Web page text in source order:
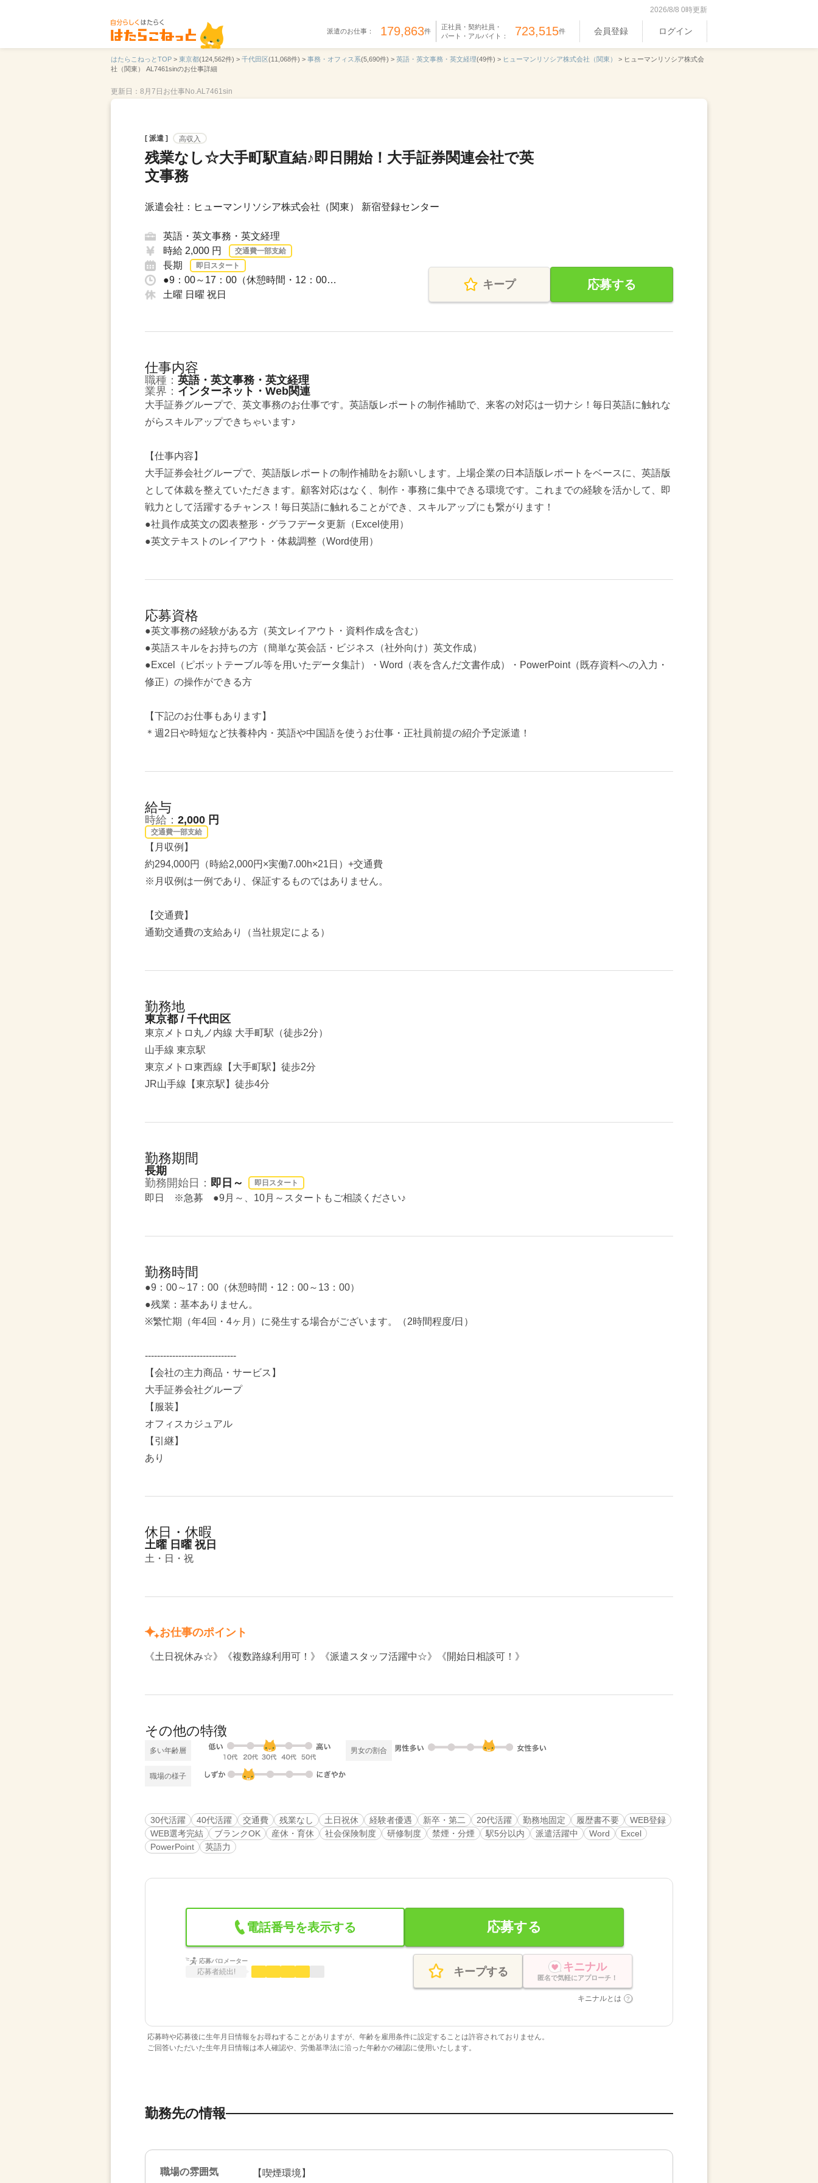
2026/8/8 0時更新
派遣のお仕事： 179,863件
正社員・契約社員・
パート・アルバイト： 723,515件 会員登録 ログイン
はたらこねっとTOP > 東京都(124,562件) > 千代田区(11,068件) > 事務・オフィス系(5,690件) > 英語・英文事務・英文経理(49件) > ヒューマンリソシア株式会社（関東） > ヒューマンリソシア株式会
社（関東） AL7461sinのお仕事詳細
更新日：8月7日 お仕事No.AL7461sin
[ 派遣 ] 高収入
残業なし☆大手町駅直結♪即日開始！大手証券関連会社で英
文事務
派遣会社：ヒューマンリソシア株式会社（関東） 新宿登録センター
英語・英文事務・英文経理
時給 2,000 円
交通費一部支給
長期 即日スタート
●9：00～17：00（休憩時間・12：00…
土曜 日曜 祝日
キープ 応募する
仕事内容
職種： 英語・英文事務・英文経理
業界： インターネット・Web関連
大手証券グループで、英文事務のお仕事です。英語版レポートの制作補助で、来客の対応は一切ナシ！毎日英語に触れな
がらスキルアップできちゃいます♪
【仕事内容】
大手証券会社グループで、英語版レポートの制作補助をお願いします。上場企業の日本語版レポートをベースに、英語版
として体裁を整えていただきます。顧客対応はなく、制作・事務に集中できる環境です。これまでの経験を活かして、即
戦力として活躍するチャンス！毎日英語に触れることができ、スキルアップにも繋がります！
●社員作成英文の図表整形・グラフデータ更新（Excel使用）
●英文テキストのレイアウト・体裁調整（Word使用）
応募資格
●英文事務の経験がある方（英文レイアウト・資料作成を含む）
●英語スキルをお持ちの方（簡単な英会話・ビジネス（社外向け）英文作成）
●Excel（ピボットテーブル等を用いたデータ集計）・Word（表を含んだ文書作成）・PowerPoint（既存資料への入力・
修正）の操作ができる方
【下記のお仕事もあります】
＊週2日や時短など扶養枠内・英語や中国語を使うお仕事・正社員前提の紹介予定派遣！
給与
時給： 2,000 円
交通費一部支給
【月収例】
約294,000円（時給2,000円×実働7.00h×21日）+交通費
※月収例は一例であり、保証するものではありません。
【交通費】
通勤交通費の支給あり（当社規定による）
勤務地
東京都 / 千代田区
東京メトロ丸ノ内線 大手町駅（徒歩2分）
山手線 東京駅
東京メトロ東西線【大手町駅】徒歩2分
JR山手線【東京駅】徒歩4分
勤務期間
長期
勤務開始日： 即日～ 即日スタート
即日 ※急募 ●9月～、10月～スタートもご相談ください♪
勤務時間
●9：00～17：00（休憩時間・12：00～13：00）
●残業：基本ありません。
※繁忙期（年4回・4ヶ月）に発生する場合がございます。（2時間程度/日）
------------------------------
【会社の主力商品・サービス】
大手証券会社グループ
【服装】
オフィスカジュアル
【引継】
あり
休日・休暇
土曜 日曜 祝日
土・日・祝
お仕事のポイント
《土日祝休み☆》《複数路線利用可！》《派遣スタッフ活躍中☆》《開始日相談可！》
その他の特徴
多い年齢層 男女の割合
職場の様子
30代活躍 40代活躍 交通費 残業なし 土日祝休 経験者優遇 新卒・第二 20代活躍 勤務地固定 履歴書不要
WEB登録
WEB選考完結
ブランクOK 産休・育休 社会保険制度 研修制度 禁煙・分煙 駅5分以内 派遣活躍中 Word
Excel
PowerPoint
英語力
電話番号を表示する 応募する
応募バロメーター
応募者続出! キープする キニナル
匿名で気軽にアプローチ！
キニナルとは
応募時や応募後に生年月日情報をお尋ねすることがありますが、年齢を雇用条件に設定することは許容されておりません。
ご回答いただいた生年月日情報は本人確認や、労働基準法に沿った年齢かの確認に使用いたします。
勤務先の情報
職場の雰囲気 【喫煙環境】